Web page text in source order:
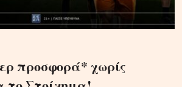
προσφορά* χωρίς